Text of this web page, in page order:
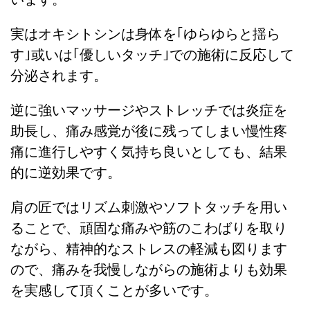
実はオキシトシンは身体を｢ゆらゆらと揺ら
す｣或いは｢優しいタッチ｣での施術に反応して
分泌されます。
逆に強いマッサージやストレッチでは炎症を
助長し、痛み感覚が後に残ってしまい慢性疼
痛に進行しやすく気持ち良いとしても、結果
的に逆効果です。
肩の匠ではリズム刺激やソフトタッチを用い
ることで、頑固な痛みや筋のこわばりを取り
ながら、精神的なストレスの軽減も図ります
ので、痛みを我慢しながらの施術よりも効果
を実感して頂くことが多いです。